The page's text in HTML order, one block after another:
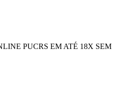
PUCRS EM ATÉ 18X SEM